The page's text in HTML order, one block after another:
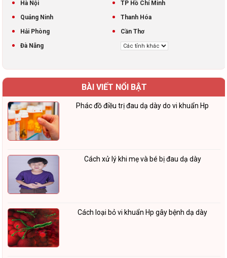
Hà Nội
TP Hồ Chí Minh
Quảng Ninh
Thanh Hóa
Hải Phòng
Cần Thơ
Đà Nẵng
BÀI VIẾT NỔI BẬT
Phác đồ điều trị đau dạ dày do vi khuẩn Hp
Cách xử lý khi mẹ và bé bị đau dạ dày
Cách loại bỏ vi khuẩn Hp gây bệnh dạ dày